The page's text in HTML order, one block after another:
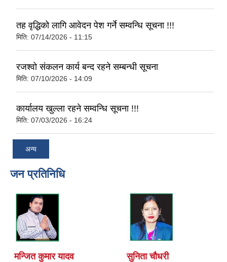
तह वृद्धिको लागि आवेदन पेश गर्ने सम्वन्धि सूचना !!!
मिति: 07/14/2026 - 11:15
रजश्वो संकलन कार्य बन्द रहने सम्बन्धी सूचना
मिति: 07/10/2026 - 14:09
कार्यालय खुल्ला रहने सम्वन्धि सूचना !!!
मिति: 07/03/2026 - 16:24
अन्य
जन प्रतिनिधि
मन्जित कुमार यादव सुनिता चौधरी